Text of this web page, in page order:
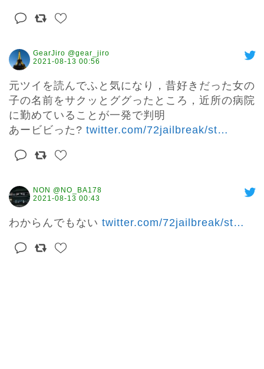
GearJiro @gear_jiro
2021-08-13 00:56
元ツイを読んでふと気になり，昔好きだった女の
子の名前をサクッとググったところ，近所の病院
に勤めていることが一発で判明
あービビった? twitter.com/72jailbreak/st…
NON @NO_BA178
2021-08-13 00:43
わからんでもない twitter.com/72jailbreak/st…